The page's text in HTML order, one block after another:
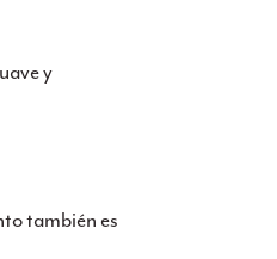
y
también es